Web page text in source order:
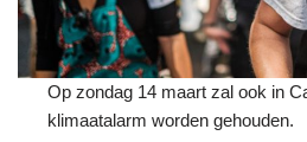
Op zondag 14 maart zal ook in
klimaatalarm worden gehouden.